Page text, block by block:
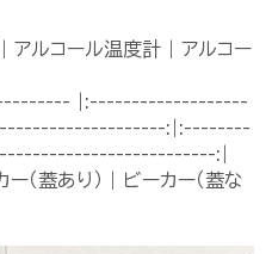
アルコール温度計 | アルコー
|:-------------------
:|:--------
:|
（蓋あり） | ビーカー（蓋な